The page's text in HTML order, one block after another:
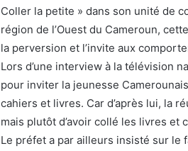
i
l
Coller la petite » dans son unité de
région de l’Ouest du Cameroun,
la perversion et l’invite aux
Lors d’une interview à la télévision
pour inviter la jeunesse
cahiers et livres. Car d’après lui, la
mais plutôt d’avoir collé les livres et
Le préfet a par ailleurs insisté sur le